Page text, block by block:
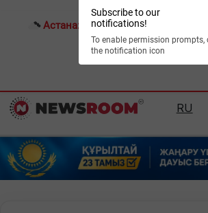
Subscribe to our
notifications!
To enable permission prompts,
the notification icon
Астана: 22°C Алматы:
RU